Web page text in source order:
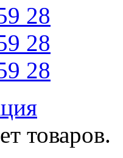
28
28
28
товаров.